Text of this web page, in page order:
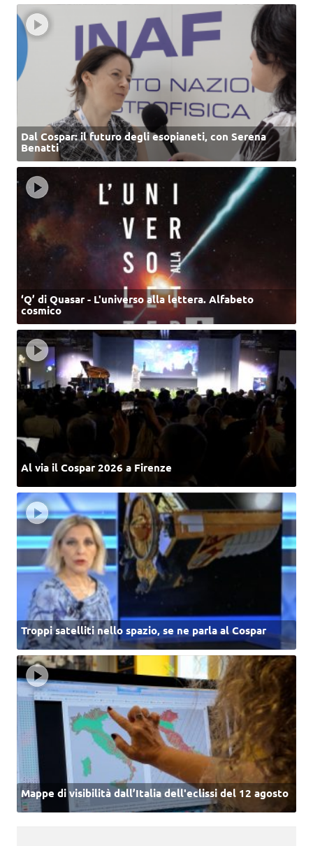
Dal Cospar: il futuro degli esopianeti, con Serena
Benatti
‘Q’ di Quasar - L'universo alla lettera. Alfabeto
cosmico
Al via il Cospar 2026 a Firenze
Troppi satelliti nello spazio, se ne parla al Cospar
Mappe di visibilità dall’Italia dell'eclissi del 12 agosto